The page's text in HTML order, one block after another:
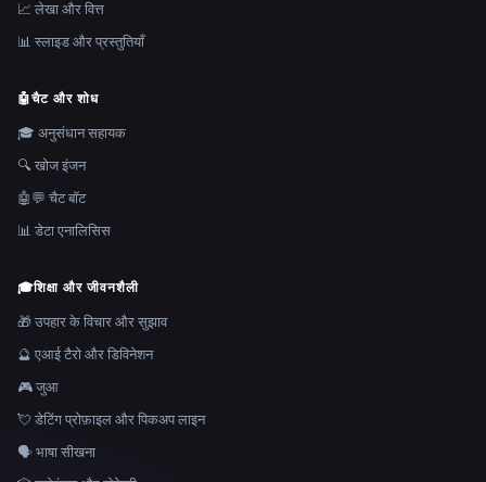
📈 लेखा और वित्त
📊 स्लाइड और प्रस्तुतियाँ
🤖चैट और शोध
🎓 अनुसंधान सहायक
🔍 खोज इंजन
🤖💬 चैट बॉट
📊 डेटा एनालिसिस
🎓शिक्षा और जीवनशैली
🎁 उपहार के विचार और सुझाव
🔮 एआई टैरो और डिविनेशन
🎮 जुआ
💘 डेटिंग प्रोफ़ाइल और पिकअप लाइन
🗣️ भाषा सीखना